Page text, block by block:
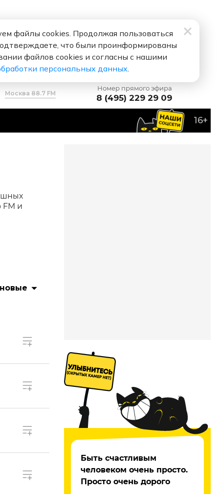
Москва 88.7 FM
Номер прямого эфира
8 (495) 229 29 09
16+
FM и
Быть счастливым
человеком очень просто.
Просто очень дорого
файлы cookies. Продолжая пользоваться
что были проинформированы
файлов cookies и согласны с нашими
персональных данных.